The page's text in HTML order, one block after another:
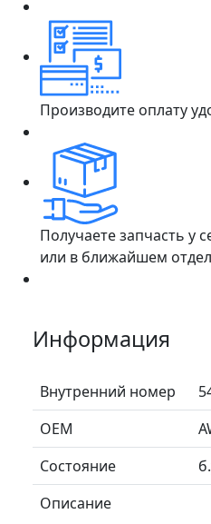
Производите оплату
Получаете запчасть у
или в ближайшем
Информация
Внутренний номер
ОЕМ
Состояние
Описание